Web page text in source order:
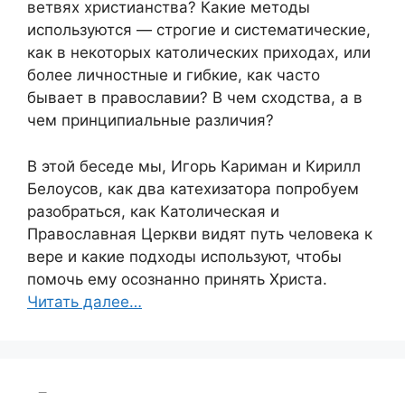
ветвях христианства? Какие методы
используются — строгие и систематические,
как в некоторых католических приходах, или
более личностные и гибкие, как часто
бывает в православии? В чем сходства, а в
чем принципиальные различия?
В этой беседе мы, Игорь Кариман и Кирилл
Белоусов, как два катехизатора попробуем
разобраться, как Католическая и
Православная Церкви видят путь человека к
вере и какие подходы используют, чтобы
помочь ему осознанно принять Христа.
Читать далее…